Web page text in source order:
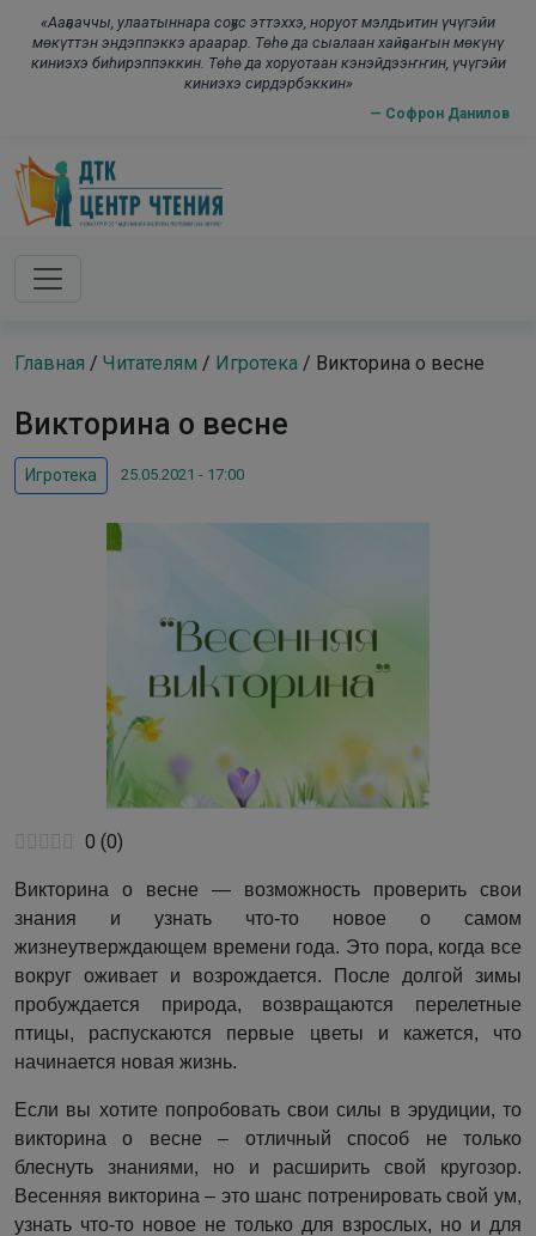
«Ааҕааччы, улаатыннара соҕус эттэххэ, норуот мэлдьитин үчүгэйи
мөкүттэн эндэппэккэ араарар. Төһө да сыалаан хайҕааҥын мөкүнү
киниэхэ биһирэппэккин. Төһө да хоруотаан кэнэйдээҥҥин, үчүгэйи
киниэхэ сирдэрбэккин»
— Софрон Данилов
Skip to main content
Главная / Читателям / Игротека / Викторина о весне
Викторина о весне
Игротека 25.05.2021 - 17:00
0 (0)
Викторина о весне — возможность проверить свои
знания и узнать что-то новое о самом
жизнеутверждающем времени года. Это пора, когда все
вокруг оживает и возрождается. После долгой зимы
пробуждается природа, возвращаются перелетные
птицы, распускаются первые цветы и кажется, что
начинается новая жизнь.
Если вы хотите попробовать свои силы в эрудиции, то
викторина о весне – отличный способ не только
блеснуть знаниями, но и расширить свой кругозор.
Весенняя викторина – это шанс потренировать свой ум,
узнать что-то новое не только для взрослых, но и для
modal-check